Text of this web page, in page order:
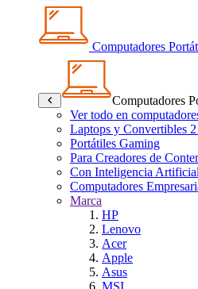
Computadores
Computadores
Ver todo en
Laptops y Convertibles 2
Portátiles Gaming
Para Creadores de
Con Inteligencia Artificial
Computadores
Marca
HP
Lenovo
Acer
Apple
Asus
MSI